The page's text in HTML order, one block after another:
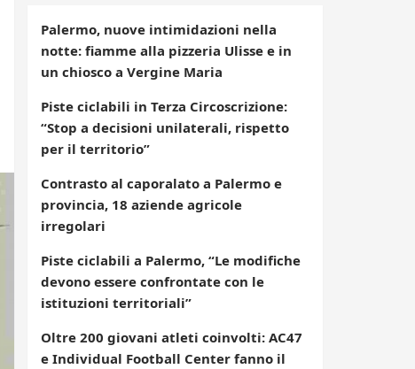
Palermo, nuove intimidazioni nella
notte: fiamme alla pizzeria Ulisse e in
un chiosco a Vergine Maria
Piste ciclabili in Terza Circoscrizione:
“Stop a decisioni unilaterali, rispetto
per il territorio”
Contrasto al caporalato a Palermo e
provincia, 18 aziende agricole
irregolari
Piste ciclabili a Palermo, “Le modifiche
devono essere confrontate con le
istituzioni territoriali”
Oltre 200 giovani atleti coinvolti: AC47
e Individual Football Center fanno il